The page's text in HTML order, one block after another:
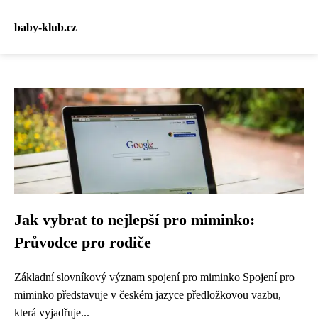
baby-klub.cz
Jak vybrat to nejlepší pro miminko:
Průvodce pro rodiče
Základní slovníkový význam spojení pro miminko Spojení pro
miminko představuje v českém jazyce předložkovou vazbu,
která vyjadřuje...